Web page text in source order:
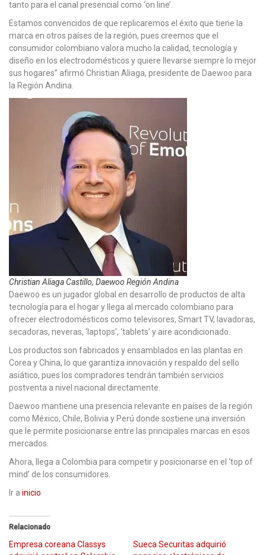
tanto para el canal presencial como ‘on line’.
Estamos convencidos de que replicaremos el éxito que tiene la
marca en otros países de la región, pues creemos que el
consumidor colombiano valora mucho la calidad, tecnología y
diseño en los electrodomésticos y quiere llevarse siempre lo mejor
sus hogares” afirmó Christian Aliaga, presidente de Daewoo para
la Región Andina.
Christian Aliaga Castillo, Daewoo Región Andina
Daewoo es un jugador global en desarrollo de productos de alta
tecnología para el hogar y llega al mercado colombiano para
ofrecer electrodomésticos como televisores, Smart TV, lavadoras,
secadoras, neveras, ‘laptops’, ‘tablets’ y aire acondicionado.
Los productos son fabricados y ensamblados en las plantas en
Corea y China, lo que garantiza innovación y respaldo del sello
asiático, pues los compradores tendrán también servicios
postventa a nivel nacional directamente.
Daewoo mantiene una presencia relevante en países de la región
como México, Chile, Bolivia y Perú donde sostiene una inversión
que le permite posicionarse entre las principales marcas en esos
mercados.
Ahora, llega a Colombia para competir y posicionarse en el ‘top of
mind’ de los consumidores.
Ir a inicio
Relacionado
Empresa coreana Classys
Sueca Securitas adquirió